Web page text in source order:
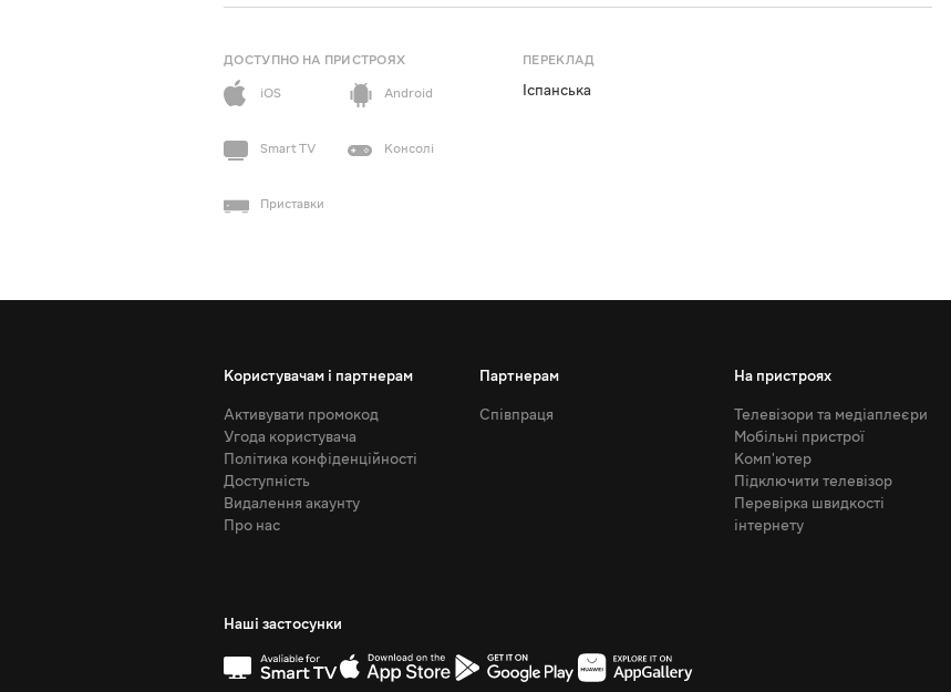
ДОСТУПНО НА ПРИСТРОЯХ
iOS
Android
Smart TV Консолі
Приставки
ПЕРЕКЛАД
Іспанська
Користувачам і партнерам
Активувати промокод
Угода користувача
Політика конфіденційності
Доступність
Видалення акаунту
Про нас
Партнерам
Співпраця
На пристроях
Телевізори та медіаплеєри
Мобільні пристрої
Комп'ютер
Підключити телевізор
Перевірка швидкості
інтернету
Наші застосунки